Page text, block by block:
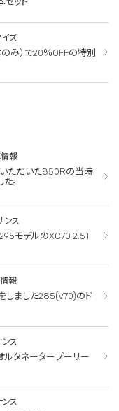
ズ
のみ）で20％OFFの特別
報
ただいた850Rの当時
。
ンス
モデルのXC70 2.5T
報
しました285(V70)のド
ス
ルタネータープーリー
ス